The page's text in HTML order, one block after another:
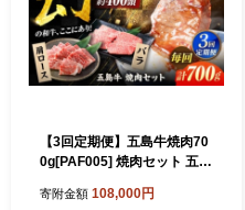
【3回定期便】五島牛焼肉70
0g[PAF005] 焼肉セット 五島
べ 冷凍 肩ロース バラ BBQ
寄附金額 108,000円